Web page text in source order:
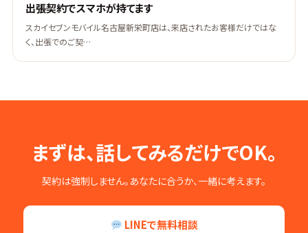
出張契約でスマホが持てます
スカイセブンモバイル名古屋新栄町店は、来店されたお客様だけではな
く、出張でのご契…
まずは、話してみるだけでOK。
契約は強制しません。あなたに合うか、一緒に考えます。
LINEで無料相談